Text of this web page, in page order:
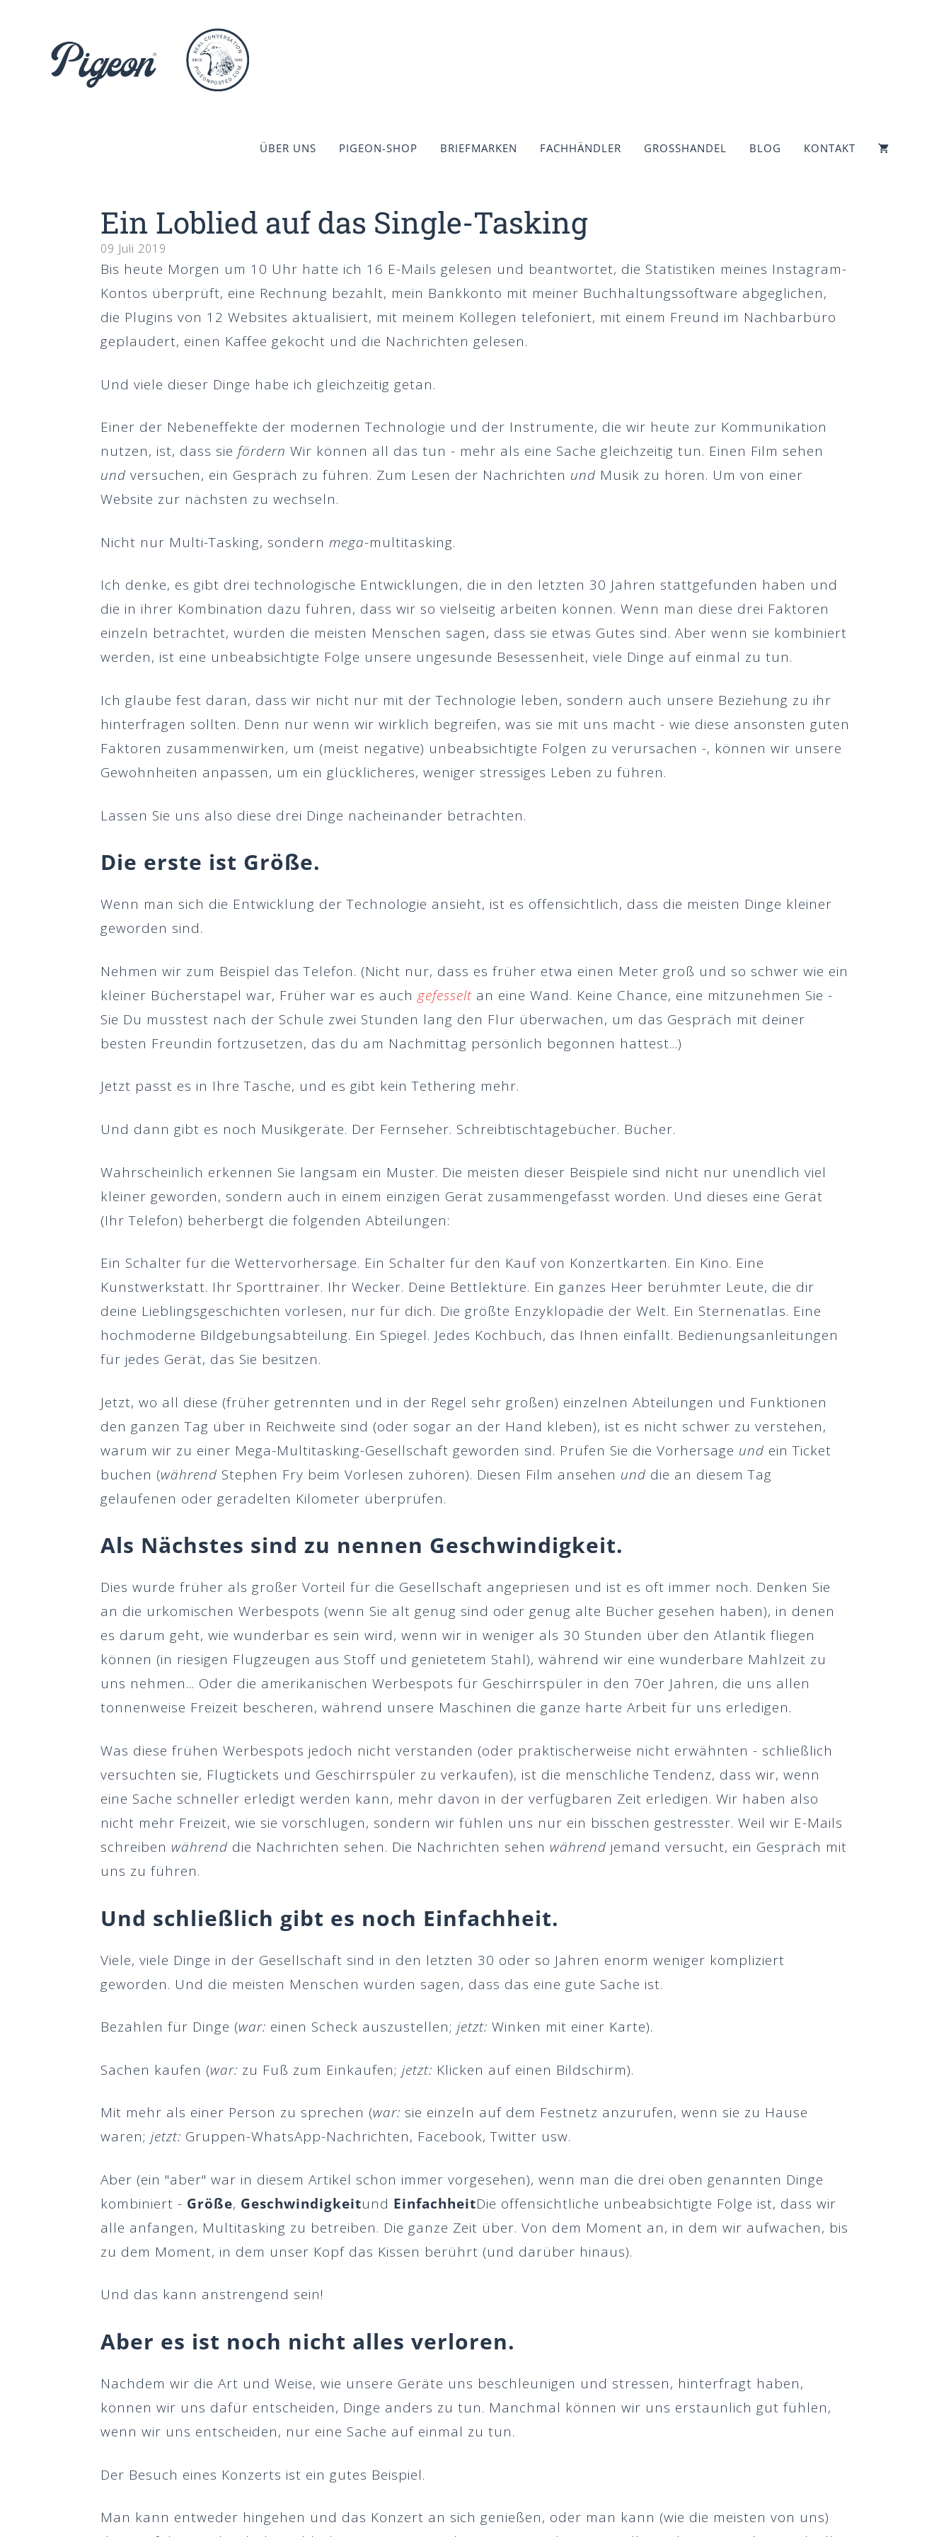
ÜBER UNS PIGEON-SHOP BRIEFMARKEN FACHHÄNDLER GROSSHANDEL BLOG KONTAKT
Ein Loblied auf das Single-Tasking
09 Juli 2019
Bis heute Morgen um 10 Uhr hatte ich 16 E-Mails gelesen und beantwortet, die Statistiken meines Instagram-
Kontos überprüft, eine Rechnung bezahlt, mein Bankkonto mit meiner Buchhaltungssoftware abgeglichen,
die Plugins von 12 Websites aktualisiert, mit meinem Kollegen telefoniert, mit einem Freund im Nachbarbüro
geplaudert, einen Kaffee gekocht und die Nachrichten gelesen.
Und viele dieser Dinge habe ich gleichzeitig getan.
Einer der Nebeneffekte der modernen Technologie und der Instrumente, die wir heute zur Kommunikation
nutzen, ist, dass sie fördern Wir können all das tun - mehr als eine Sache gleichzeitig tun. Einen Film sehen
und versuchen, ein Gespräch zu führen. Zum Lesen der Nachrichten und Musik zu hören. Um von einer
Website zur nächsten zu wechseln.
Nicht nur Multi-Tasking, sondern mega-multitasking.
Ich denke, es gibt drei technologische Entwicklungen, die in den letzten 30 Jahren stattgefunden haben und
die in ihrer Kombination dazu führen, dass wir so vielseitig arbeiten können. Wenn man diese drei Faktoren
einzeln betrachtet, würden die meisten Menschen sagen, dass sie etwas Gutes sind. Aber wenn sie kombiniert
werden, ist eine unbeabsichtigte Folge unsere ungesunde Besessenheit, viele Dinge auf einmal zu tun.
Ich glaube fest daran, dass wir nicht nur mit der Technologie leben, sondern auch unsere Beziehung zu ihr
hinterfragen sollten. Denn nur wenn wir wirklich begreifen, was sie mit uns macht - wie diese ansonsten guten
Faktoren zusammenwirken, um (meist negative) unbeabsichtigte Folgen zu verursachen -, können wir unsere
Gewohnheiten anpassen, um ein glücklicheres, weniger stressiges Leben zu führen.
Lassen Sie uns also diese drei Dinge nacheinander betrachten.
Die erste ist Größe.
Wenn man sich die Entwicklung der Technologie ansieht, ist es offensichtlich, dass die meisten Dinge kleiner
geworden sind.
Nehmen wir zum Beispiel das Telefon. (Nicht nur, dass es früher etwa einen Meter groß und so schwer wie ein
kleiner Bücherstapel war, Früher war es auch gefesselt an eine Wand. Keine Chance, eine mitzunehmen Sie -
Sie Du musstest nach der Schule zwei Stunden lang den Flur überwachen, um das Gespräch mit deiner
besten Freundin fortzusetzen, das du am Nachmittag persönlich begonnen hattest...)
Jetzt passt es in Ihre Tasche, und es gibt kein Tethering mehr.
Und dann gibt es noch Musikgeräte. Der Fernseher. Schreibtischtagebücher. Bücher.
Wahrscheinlich erkennen Sie langsam ein Muster. Die meisten dieser Beispiele sind nicht nur unendlich viel
kleiner geworden, sondern auch in einem einzigen Gerät zusammengefasst worden. Und dieses eine Gerät
(Ihr Telefon) beherbergt die folgenden Abteilungen:
Ein Schalter für die Wettervorhersage. Ein Schalter für den Kauf von Konzertkarten. Ein Kino. Eine
Kunstwerkstatt. Ihr Sporttrainer. Ihr Wecker. Deine Bettlektüre. Ein ganzes Heer berühmter Leute, die dir
deine Lieblingsgeschichten vorlesen, nur für dich. Die größte Enzyklopädie der Welt. Ein Sternenatlas. Eine
hochmoderne Bildgebungsabteilung. Ein Spiegel. Jedes Kochbuch, das Ihnen einfällt. Bedienungsanleitungen
für jedes Gerät, das Sie besitzen.
Jetzt, wo all diese (früher getrennten und in der Regel sehr großen) einzelnen Abteilungen und Funktionen
den ganzen Tag über in Reichweite sind (oder sogar an der Hand kleben), ist es nicht schwer zu verstehen,
warum wir zu einer Mega-Multitasking-Gesellschaft geworden sind. Prüfen Sie die Vorhersage und ein Ticket
buchen (während Stephen Fry beim Vorlesen zuhören). Diesen Film ansehen und die an diesem Tag
gelaufenen oder geradelten Kilometer überprüfen.
Als Nächstes sind zu nennen Geschwindigkeit.
Dies wurde früher als großer Vorteil für die Gesellschaft angepriesen und ist es oft immer noch. Denken Sie
an die urkomischen Werbespots (wenn Sie alt genug sind oder genug alte Bücher gesehen haben), in denen
es darum geht, wie wunderbar es sein wird, wenn wir in weniger als 30 Stunden über den Atlantik fliegen
können (in riesigen Flugzeugen aus Stoff und genietetem Stahl), während wir eine wunderbare Mahlzeit zu
uns nehmen... Oder die amerikanischen Werbespots für Geschirrspüler in den 70er Jahren, die uns allen
tonnenweise Freizeit bescheren, während unsere Maschinen die ganze harte Arbeit für uns erledigen.
Was diese frühen Werbespots jedoch nicht verstanden (oder praktischerweise nicht erwähnten - schließlich
versuchten sie, Flugtickets und Geschirrspüler zu verkaufen), ist die menschliche Tendenz, dass wir, wenn
eine Sache schneller erledigt werden kann, mehr davon in der verfügbaren Zeit erledigen. Wir haben also
nicht mehr Freizeit, wie sie vorschlugen, sondern wir fühlen uns nur ein bisschen gestresster. Weil wir E-Mails
schreiben während die Nachrichten sehen. Die Nachrichten sehen während jemand versucht, ein Gespräch mit
uns zu führen.
Und schließlich gibt es noch Einfachheit.
Viele, viele Dinge in der Gesellschaft sind in den letzten 30 oder so Jahren enorm weniger kompliziert
geworden. Und die meisten Menschen würden sagen, dass das eine gute Sache ist.
Bezahlen für Dinge (war: einen Scheck auszustellen; jetzt: Winken mit einer Karte).
Sachen kaufen (war: zu Fuß zum Einkaufen; jetzt: Klicken auf einen Bildschirm).
Mit mehr als einer Person zu sprechen (war: sie einzeln auf dem Festnetz anzurufen, wenn sie zu Hause
waren; jetzt: Gruppen-WhatsApp-Nachrichten, Facebook, Twitter usw.
Aber (ein "aber" war in diesem Artikel schon immer vorgesehen), wenn man die drei oben genannten Dinge
kombiniert - Größe, Geschwindigkeitund EinfachheitDie offensichtliche unbeabsichtigte Folge ist, dass wir
alle anfangen, Multitasking zu betreiben. Die ganze Zeit über. Von dem Moment an, in dem wir aufwachen, bis
zu dem Moment, in dem unser Kopf das Kissen berührt (und darüber hinaus).
Und das kann anstrengend sein!
Aber es ist noch nicht alles verloren.
Nachdem wir die Art und Weise, wie unsere Geräte uns beschleunigen und stressen, hinterfragt haben,
können wir uns dafür entscheiden, Dinge anders zu tun. Manchmal können wir uns erstaunlich gut fühlen,
wenn wir uns entscheiden, nur eine Sache auf einmal zu tun.
Der Besuch eines Konzerts ist ein gutes Beispiel.
Man kann entweder hingehen und das Konzert an sich genießen, oder man kann (wie die meisten von uns)